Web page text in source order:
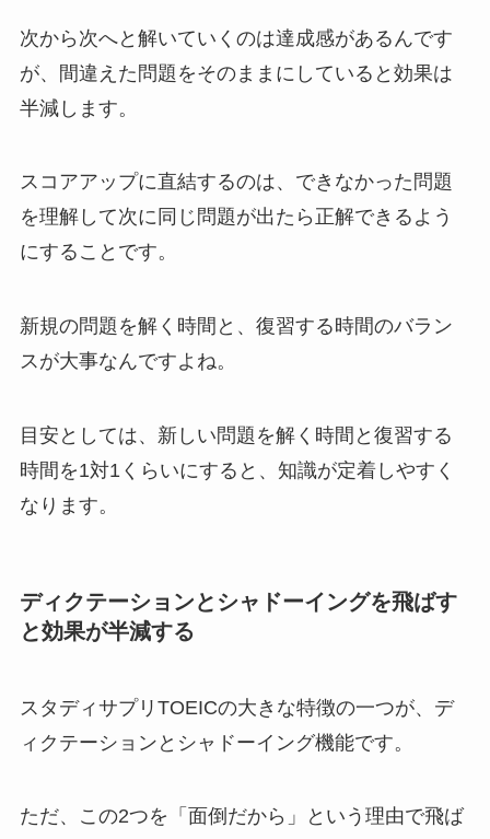
次から次へと解いていくのは達成感があるんです
が、間違えた問題をそのままにしていると効果は
半減します。
スコアアップに直結するのは、できなかった問題
を理解して次に同じ問題が出たら正解できるよう
にすることです。
新規の問題を解く時間と、復習する時間のバラン
スが大事なんですよね。
目安としては、新しい問題を解く時間と復習する
時間を1対1くらいにすると、知識が定着しやすく
なります。
ディクテーションとシャドーイングを飛ばす
と効果が半減する
スタディサプリTOEICの大きな特徴の一つが、デ
ィクテーションとシャドーイング機能です。
ただ、この2つを「面倒だから」という理由で飛ば